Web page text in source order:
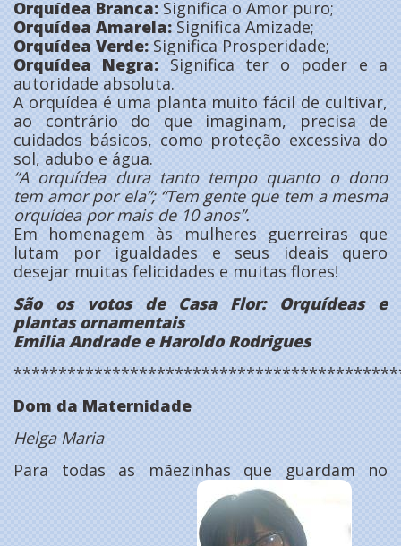
Orquídea Branca: Significa o Amor puro;
Orquídea Amarela: Significa Amizade;
Orquídea Verde: Significa Prosperidade;
Orquídea Negra: Significa ter o poder e a
autoridade absoluta.
A orquídea é uma planta muito fácil de cultivar,
ao contrário do que imaginam, precisa de
cuidados básicos, como proteção excessiva do
sol, adubo e água.
“A orquídea dura tanto tempo quanto o dono
tem amor por ela”; “Tem gente que tem a mesma
orquídea por mais de 10 anos”.
Em homenagem às mulheres guerreiras que
lutam por igualdades e seus ideais quero
desejar muitas felicidades e muitas flores!
São os votos de Casa Flor: Orquídeas e
plantas ornamentais
Emilia Andrade e Haroldo Rodrigues
Dom da Maternidade
Helga Maria
Para todas as mãezinhas que guardam no